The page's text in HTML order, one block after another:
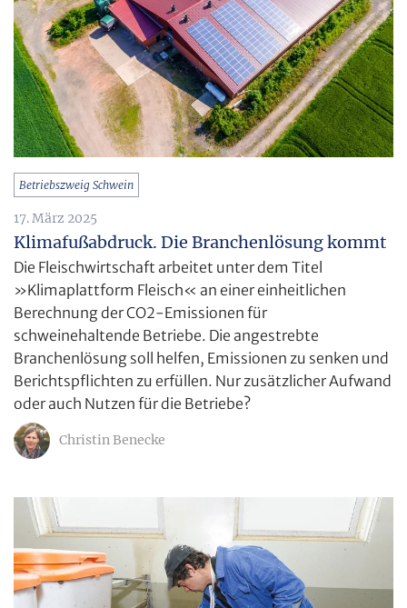
Betriebszweig Schwein
17. März 2025
Klimafußabdruck. Die Branchenlösung kommt
Die Fleischwirtschaft arbeitet unter dem Titel
»Klimaplattform Fleisch« an einer einheitlichen
Berechnung der CO2-Emissionen für
schweinehaltende Betriebe. Die angestrebte
Branchenlösung soll helfen, Emissionen zu senken und
Berichtspflichten zu erfüllen. Nur zusätzlicher Aufwand
oder auch Nutzen für die Betriebe?
Christin Benecke